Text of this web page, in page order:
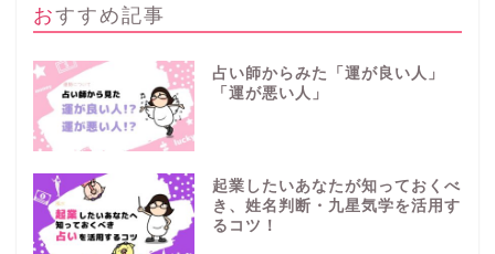
おすすめ記事
占い師からみた「運が良い人」
「運が悪い人」
起業したいあなたが知っておくべ
き、姓名判断・九星気学を活用す
るコツ！